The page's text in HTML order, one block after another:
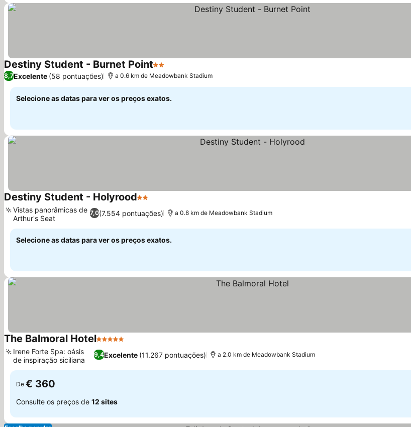
Destiny Student - Burnet Point2 Estrelas
8,7Excelente (58 pontuações) a 0.6 km de Meadowbank Stadium
Selecione as datas para ver os preços exatos.
Destiny Student - Holyrood2 Estrelas
7,0(7.554 pontuações)
Vistas panorâmicas de
Arthur's Seat
a 0.8 km de Meadowbank Stadium
Selecione as datas para ver os preços exatos.
The Balmoral Hotel5 Estrelas
9,4Excelente (11.267 pontuações)
Irene Forte Spa: oásis
de inspiração siciliana
a 2.0 km de Meadowbank Stadium
De € 360
Consulte os preços de 12 sites